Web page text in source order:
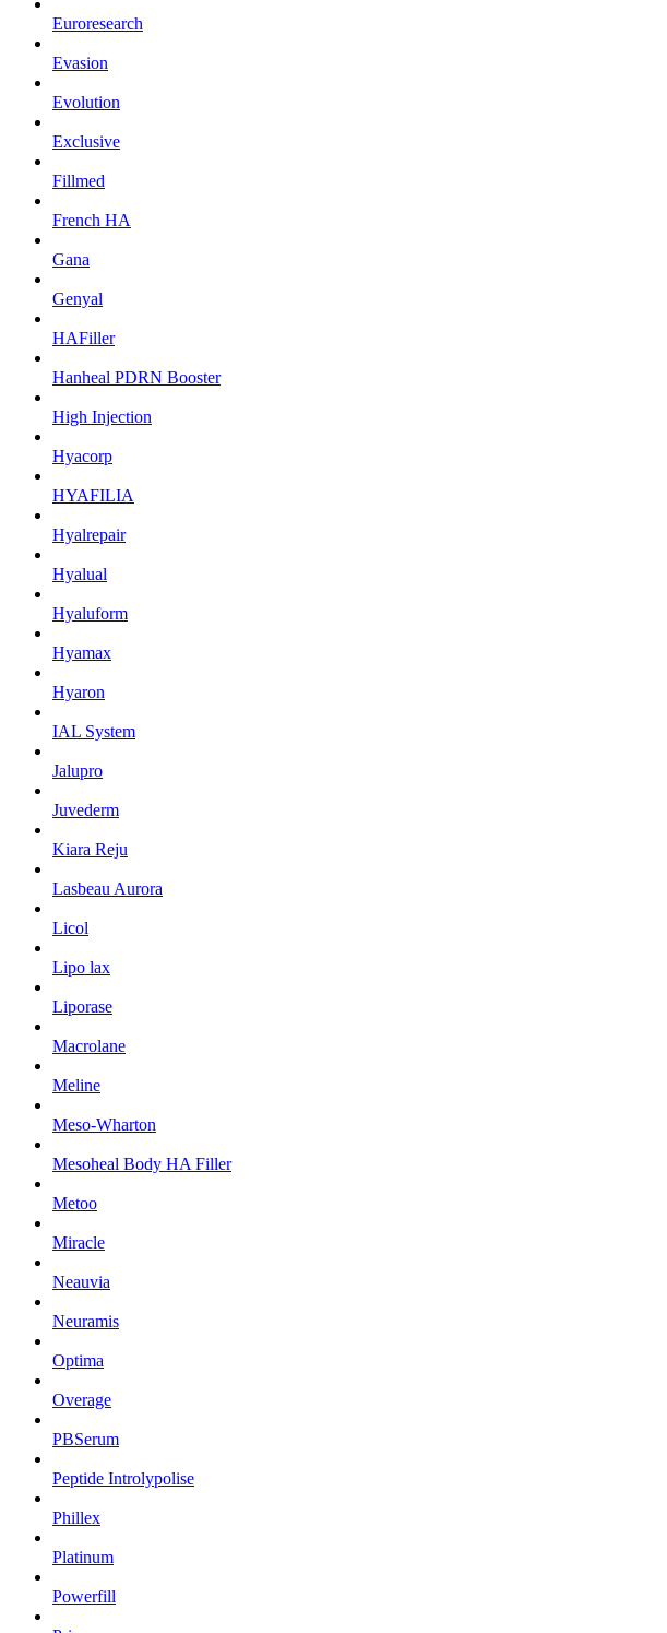
Euroresearch
Evasion
Evolution
Exclusive
Fillmed
French HA
Gana
Genyal
HAFiller
Hanheal PDRN Booster
High Injection
Hyacorp
HYAFILIA
Hyalrepair
Hyalual
Hyaluform
Hyamax
Hyaron
IAL System
Jalupro
Juvederm
Kiara Reju
Lasbeau Aurora
Licol
Lipo lax
Liporase
Macrolane
Meline
Meso-Wharton
Mesoheal Body HA Filler
Metoo
Miracle
Neauvia
Neuramis
Optima
Overage
PBSerum
Peptide Introlypolise
Phillex
Platinum
Powerfill